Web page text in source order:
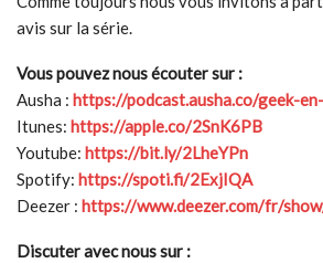
avis sur la série.
Vous pouvez nous écouter sur :
Ausha : https://podcast.ausha.co/geek-
Itunes: https://apple.co/2SnK6PB
Youtube: https://bit.ly/2LheYPn
Spotify: https://spoti.fi/2ExjIQA
Deezer : https://www.deezer.com/fr/
Discuter avec nous sur :